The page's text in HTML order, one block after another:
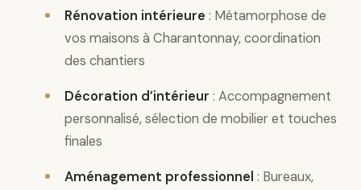
Rénovation intérieure : Métamorphose de
vos maisons à Charantonnay, coordination
des chantiers
Décoration d’intérieur : Accompagnement
personnalisé, sélection de mobilier et touches
finales
Aménagement professionnel : Bureaux,